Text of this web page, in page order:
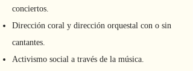
conciertos.
Dirección coral y dirección orquestal con o sin
cantantes.
Activismo social a través de la música.